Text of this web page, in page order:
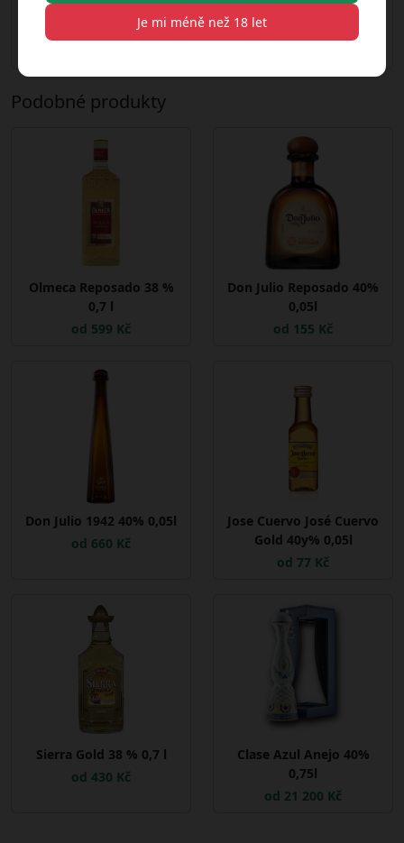
Je mi méně než 18 let
Obsah
alkoholu: 40
40 % — Tequila
Podobné produkty
Olmeca Reposado 38 %
0,7 l
od 599 Kč
Don Julio Reposado 40%
0,05l
od 155 Kč
Don Julio 1942 40% 0,05l
od 660 Kč
Jose Cuervo José Cuervo
Gold 40y% 0,05l
od 77 Kč
Sierra Gold 38 % 0,7 l
od 430 Kč
Clase Azul Anejo 40%
0,75l
od 21 200 Kč